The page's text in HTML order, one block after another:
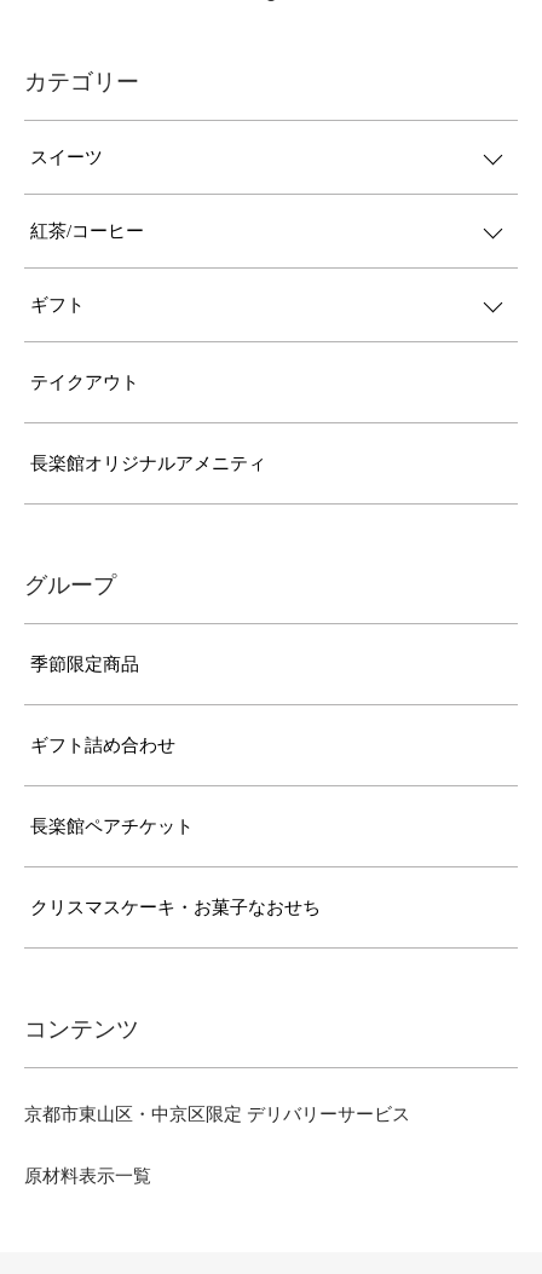
カテゴリー
スイーツ
紅茶/コーヒー
ギフト
テイクアウト
長楽館オリジナルアメニティ
グループ
季節限定商品
ギフト詰め合わせ
長楽館ペアチケット
クリスマスケーキ・お菓子なおせち
コンテンツ
京都市東山区・中京区限定 デリバリーサービス
原材料表示一覧